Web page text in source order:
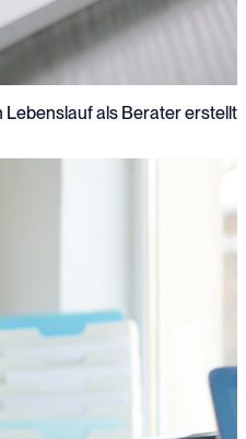
Lebenslauf als Berater erstellt